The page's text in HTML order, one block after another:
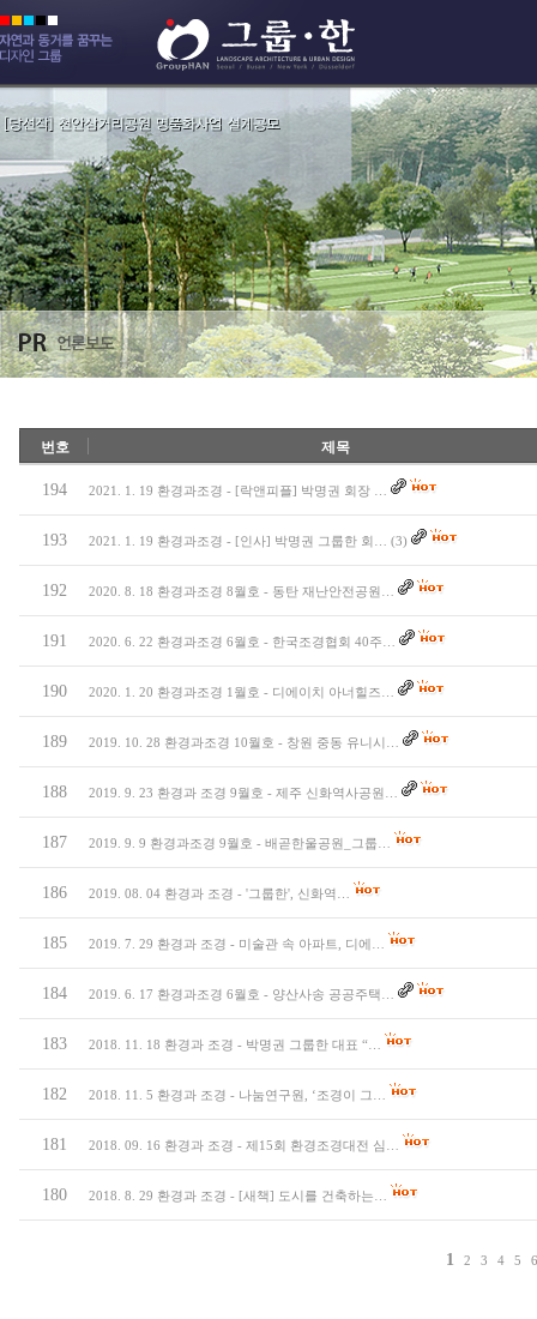
번호 제목
194 2021. 1. 19 환경과조경 - [락앤피플] 박명권 회장 …
193 2021. 1. 19 환경과조경 - [인사] 박명권 그룹한 회… (3)
192 2020. 8. 18 환경과조경 8월호 - 동탄 재난안전공원…
191 2020. 6. 22 환경과조경 6월호 - 한국조경협회 40주…
190 2020. 1. 20 환경과조경 1월호 - 디에이치 아너힐즈…
189 2019. 10. 28 환경과조경 10월호 - 창원 중동 유니시…
188 2019. 9. 23 환경과 조경 9월호 - 제주 신화역사공원…
187 2019. 9. 9 환경과조경 9월호 - 배곧한울공원_그룹…
186 2019. 08. 04 환경과 조경 - '그룹한', 신화역…
185 2019. 7. 29 환경과 조경 - 미술관 속 아파트, 디에…
184 2019. 6. 17 환경과조경 6월호 - 양산사송 공공주택…
183 2018. 11. 18 환경과 조경 - 박명권 그룹한 대표 “…
182 2018. 11. 5 환경과 조경 - 나눔연구원, ‘조경이 그…
181 2018. 09. 16 환경과 조경 - 제15회 환경조경대전 심…
180 2018. 8. 29 환경과 조경 - [새책] 도시를 건축하는…
1 2 3 4 5 6